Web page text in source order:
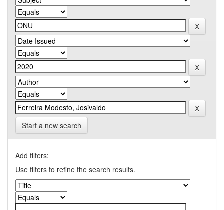
Start a new search
Add filters:
Use filters to refine the search results.